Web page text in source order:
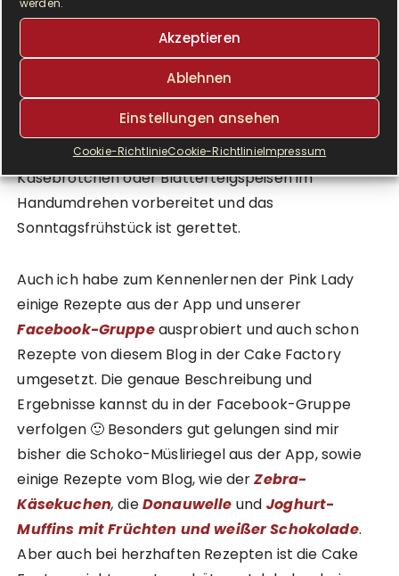
werden.
Akzeptieren
Ablehnen
Einstellungen ansehen
Cookie-RichtlinieCookie-RichtlinieImpressum
zubereiten. Gerade herzhafte Gerichte, die von
oben nicht zu viel Hitze abbekommen sollen, wo
der Käse beispielsweise nur verlaufen soll, eignen
sich hervorragend für die Cake Factory von Tefal.
Mit geringem Aufwand und in kleinen Mengen sind
Omelettes, Frühstücksmuffins aus Ei,
Käsebrötchen oder Blätterteigspeisen im
Handumdrehen vorbereitet und das
Sonntagsfrühstück ist gerettet.
Auch ich habe zum Kennenlernen der Pink Lady
einige Rezepte aus der App und unserer
Facebook-Gruppeausprobiert und auch schon
Rezepte von diesem Blog in der Cake Factory
umgesetzt. Die genaue Beschreibung und
Ergebnisse kannst du in der Facebook-Gruppe
verfolgen 🙂 Besonders gut gelungen sind mir
bisher die Schoko-Müsliriegel aus der App, sowie
einige Rezepte vom Blog, wie derZebra-
Käsekuchen, dieDonauwelle und Joghurt-
Muffins mit Früchten und weißer Schokolade.
Aber auch bei herzhaften Rezepten ist die Cake